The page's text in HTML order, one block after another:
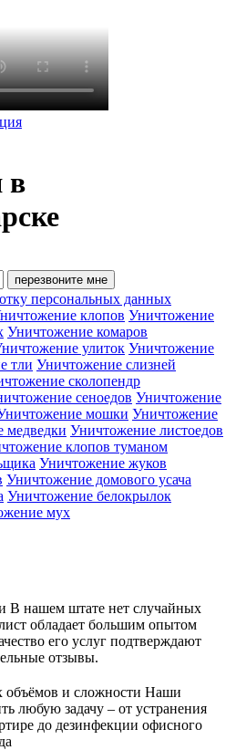
в
перезвоните мне
персональных данных
клопов Уничтожение
Уничтожение комаров
улиток Уничтожение
тли Уничтожение слизней
сколопендр
сеноедов Уничтожение
мошки Уничтожение
медведки Уничтожение листоедов
клопов туманом
Уничтожение жуков
Уничтожение домового усача
Уничтожение белокрылок
мух
В нашем штате нет случайных
обладает большим опытом
его услуг подтверждают
отзывы.
и сложности Наши
любую задачу – от устранения
до дезинфекции офисного